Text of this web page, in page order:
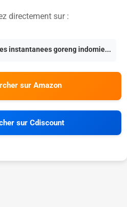
directement sur :
instantanees goreng indomie...
sur Amazon
sur Cdiscount